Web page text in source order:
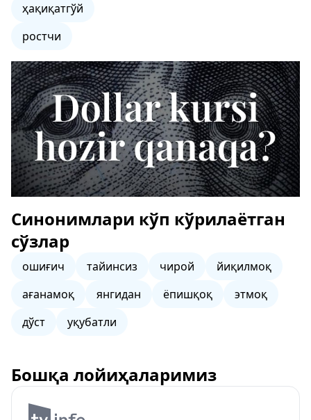
ҳақиқатгўй
ростчи
Синонимлари кўп кўрилаётган
сўзлар
ошиғич тайинсиз чирой
йиқилмоқ
ағанамоқ
янгидан ёпишқоқ
этмоқ
дўст
уқубатли
Бошқа лойиҳаларимиз